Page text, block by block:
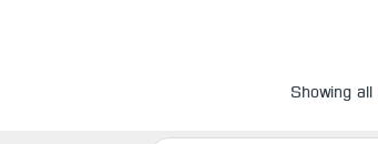
Showing